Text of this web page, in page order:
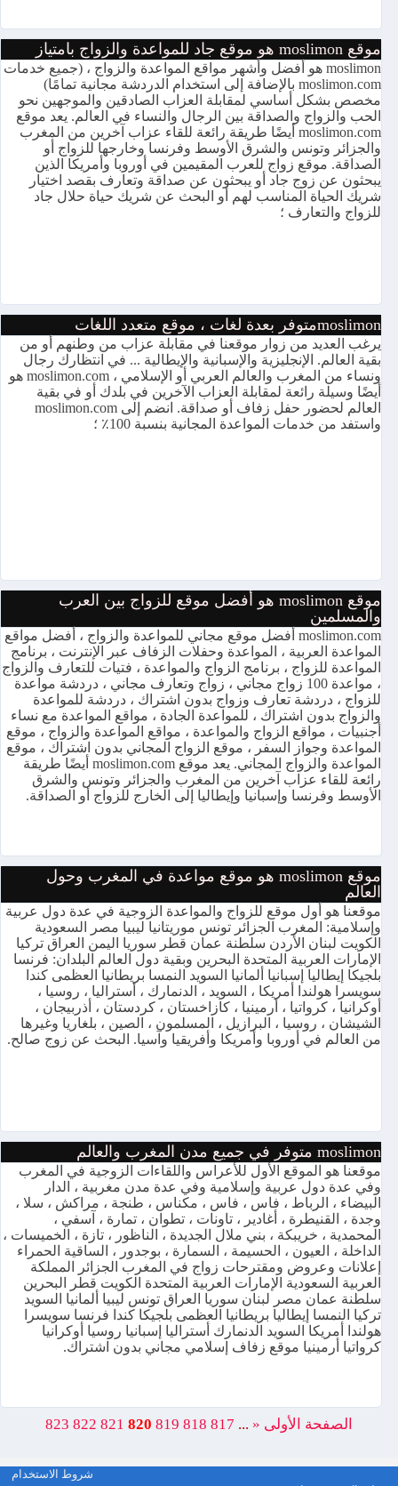
موقع moslimon هو موقع جاد للمواعدة والزواج بامتياز
moslimon هو أفضل وأشهر مواقع المواعدة والزواج ، (جميع خدمات
moslimon.com بالإضافة إلى استخدام الدردشة مجانية تمامًا)
مخصص بشكل أساسي لمقابلة العزاب الصادقين والموجهين نحو
الحب والزواج والصداقة بين الرجال والنساء في العالم. يعد موقع
moslimon.com أيضًا طريقة رائعة للقاء عزاب آخرين من المغرب
والجزائر وتونس والشرق الأوسط وفرنسا وخارجها للزواج أو
الصداقة. موقع زواج للعرب المقيمين في أوروبا وأمريكا الذين
يبحثون عن زوج جاد أو يبحثون عن صداقة وتعارف بقصد اختيار
شريك الحياة المناسب لهم أو البحث عن شريك حياة حلال جاد
للزواج والتعارف ؛
moslimonمتوفر بعدة لغات ، موقع متعدد اللغات
يرغب العديد من زوار موقعنا في مقابلة عزاب من وطنهم أو من
بقية العالم. الإنجليزية والإسبانية والإيطالية ... في انتظارك رجال
ونساء من المغرب والعالم العربي أو الإسلامي ، moslimon.com هو
أيضًا وسيلة رائعة لمقابلة العزاب الآخرين في بلدك أو في بقية
العالم لحضور حفل زفاف أو صداقة. انضم إلى moslimon.com
واستفد من خدمات المواعدة المجانية بنسبة 100٪ ؛
موقع moslimon هو أفضل موقع للزواج بين العرب
والمسلمين
moslimon.com أفضل موقع مجاني للمواعدة والزواج ، أفضل مواقع
المواعدة العربية ، المواعدة وحفلات الزفاف عبر الإنترنت ، برنامج
المواعدة للزواج ، برنامج الزواج والمواعدة ، فتيات للتعارف والزواج
، مواعدة 100 زواج مجاني ، زواج وتعارف مجاني ، دردشة مواعدة
للزواج ، دردشة تعارف وزواج بدون اشتراك ، دردشة للمواعدة
والزواج بدون اشتراك ، للمواعدة الجادة ، مواقع المواعدة مع نساء
أجنبيات ، مواقع الزواج والمواعدة ، مواقع المواعدة والزواج ، موقع
المواعدة وجواز السفر ، موقع الزواج المجاني بدون اشتراك ، موقع
المواعدة والزواج المجاني. يعد موقع moslimon.com أيضًا طريقة
رائعة للقاء عزاب آخرين من المغرب والجزائر وتونس والشرق
الأوسط وفرنسا وإسبانيا وإيطاليا إلى الخارج للزواج أو الصداقة.
موقع moslimon هو موقع مواعدة في المغرب وحول
العالم
موقعنا هو أول موقع للزواج والمواعدة الزوجية في عدة دول عربية
وإسلامية: المغرب الجزائر تونس موريتانيا ليبيا مصر السعودية
الكويت لبنان الأردن سلطنة عمان قطر سوريا اليمن العراق تركيا
الإمارات العربية المتحدة البحرين وبقية دول العالم البلدان: فرنسا
بلجيكا إيطاليا إسبانيا ألمانيا السويد النمسا بريطانيا العظمى كندا
سويسرا هولندا أمريكا ، السويد ، الدنمارك ، أستراليا ، روسيا ،
أوكرانيا ، كرواتيا ، أرمينيا ، كازاخستان ، كردستان ، أذربيجان ،
الشيشان ، روسيا ، البرازيل ، المسلمون ، الصين ، بلغاريا وغيرها
من العالم في أوروبا وأمريكا وأفريقيا وآسيا. البحث عن زوج صالح.
moslimon متوفر في جميع مدن المغرب والعالم
موقعنا هو الموقع الأول للأعراس واللقاءات الزوجية في المغرب
وفي عدة دول عربية وإسلامية وفي عدة مدن مغربية ، الدار
البيضاء ، الرباط ، فاس ، فاس ، مكناس ، طنجة ، مراكش ، سلا ،
وجدة ، القنيطرة ، أغادير ، تاونات ، تطوان ، تمارة ، آسفي ،
المحمدية ، خريبكة ، بني ملال الجديدة ، الناظور ، تازة ، الخميسات ،
الداخلة ، العيون ، الحسيمة ، السمارة ، بوجدور ، الساقية الحمراء
إعلانات وعروض ومقترحات زواج في المغرب الجزائر المملكة
العربية السعودية الإمارات العربية المتحدة الكويت قطر البحرين
سلطنة عمان مصر لبنان سوريا العراق تونس ليبيا ألمانيا السويد
تركيا النمسا إيطاليا بريطانيا العظمى بلجيكا كندا فرنسا سويسرا
هولندا أمريكا السويد الدنمارك أستراليا إسبانيا روسيا أوكرانيا
كرواتيا أرمينيا موقع زفاف إسلامي مجاني بدون اشتراك.
الصفحة الأولى «
...
817
818
819
821
822
823
شروط الاستخدام